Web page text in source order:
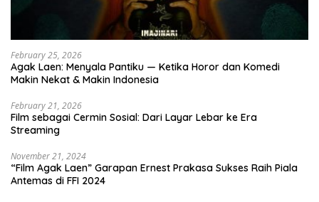
February 25, 2026
Agak Laen: Menyala Pantiku — Ketika Horor dan Komedi
Makin Nekat & Makin Indonesia
February 21, 2026
Film sebagai Cermin Sosial: Dari Layar Lebar ke Era
Streaming
November 21, 2024
“Film Agak Laen” Garapan Ernest Prakasa Sukses Raih Piala
Antemas di FFI 2024